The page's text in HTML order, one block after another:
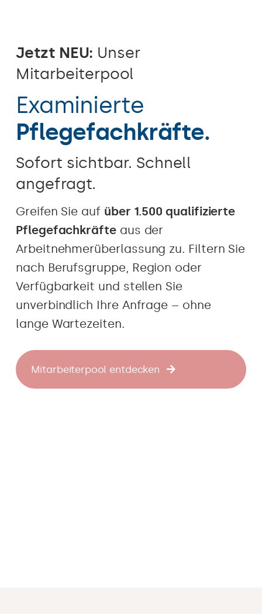
Jetzt NEU: Unser
Mitarbeiterpool
Examinierte
Pflegefachkräfte.
Sofort sichtbar. Schnell
angefragt.
Greifen Sie auf über 1.500 qualifizierte
Pflegefachkräfteaus der
Arbeitnehmerüberlassung zu. Filtern Sie
nach Berufsgruppe, Region oder
Verfügbarkeit und stellen Sie
unverbindlich Ihre Anfrage – ohne
lange Wartezeiten.
Mitarbeiterpool entdecken